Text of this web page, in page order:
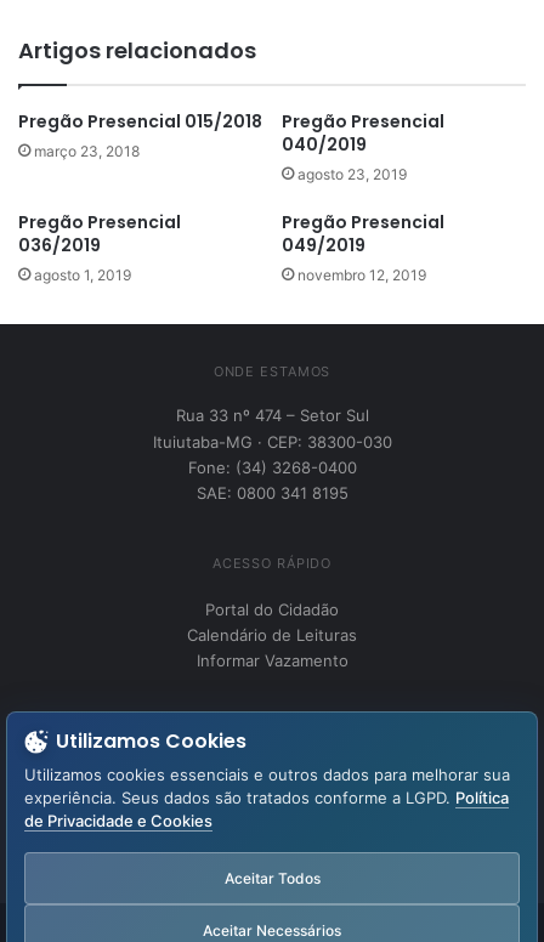
Artigos relacionados
Pregão Presencial 015/2018
março 23, 2018
Pregão Presencial
040/2019
agosto 23, 2019
Pregão Presencial
036/2019
agosto 1, 2019
Pregão Presencial
049/2019
novembro 12, 2019
ONDE ESTAMOS
Rua 33 nº 474 – Setor Sul
Ituiutaba-MG · CEP: 38300-030
Fone: (34) 3268-0400
SAE: 0800 341 8195
ACESSO RÁPIDO
Portal do Cidadão
Calendário de Leituras
Informar Vazamento
Perguntas Frequentes
Fale Conosco
LGPD – Lei Geral de Proteção de Dados
Aviso de Privacidade
Utilizamos Cookies
Utilizamos cookies essenciais e outros dados para melhorar sua
experiência. Seus dados são tratados conforme a LGPD. Política
de Privacidade e Cookies
Aceitar Todos
Aceitar Necessários